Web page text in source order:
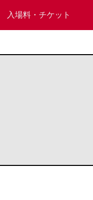
入場料・チケット